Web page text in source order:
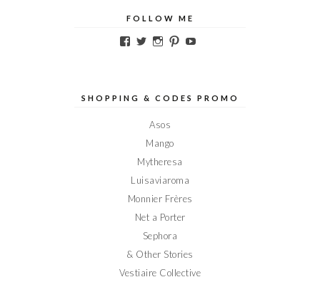
FOLLOW ME
Voir
sur
Voir
sur
Voir
sur
Voir
sur sur
SHOPPING & CODES PROMO
Asos
Mango
Mytheresa
Luisaviaroma
Monnier Frères
Net a Porter
Sephora
& Other Stories
Vestiaire Collective